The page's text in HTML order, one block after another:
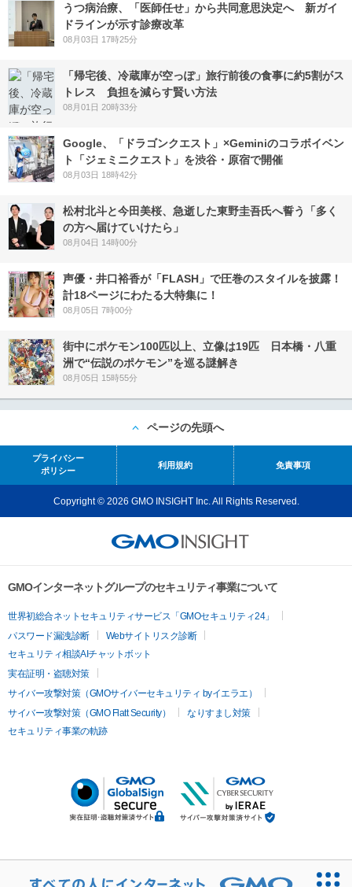
うつ病治療、「医師任せ」から共同意思決定へ 新ガイ
ドラインが示す診療改革
08月03日 17時25分
「帰宅後、冷蔵庫が空っぽ」旅行前後の食事に約5割がス
トレス 負担を減らす賢い方法
08月01日 20時33分
Google、「ドラゴンクエスト」×Geminiのコラボイベン
ト「ジェミニクエスト」を渋谷・原宿で開催
08月03日 18時42分
松村北斗と今田美桜、急逝した東野圭吾氏へ誓う「多く
の方へ届けていけたら」
08月04日 14時00分
声優・井口裕香が「FLASH」で圧巻のスタイルを披露！
計18ページにわたる大特集に！
08月05日 7時00分
街中にポケモン100匹以上、立像は19匹 日本橋・八重
洲で“伝説のポケモン”を巡る謎解き
08月05日 15時55分
ページの先頭へ
プライバシー
ポリシー
利用規約 免責事項
Copyright © 2026 GMO INSIGHT Inc. All Rights Reserved.
GMOインターネットグループのセキュリティ事業について
世界初総合ネットセキュリティサービス「GMOセキュリティ24」
パスワード漏洩診断
Webサイトリスク診断
セキュリティ相談AIチャットボット
実在証明・盗聴対策
サイバー攻撃対策（GMOサイバーセキュリティ byイエラエ）
サイバー攻撃対策（GMO Flatt Security）
なりすまし対策
セキュリティ事業の軌跡